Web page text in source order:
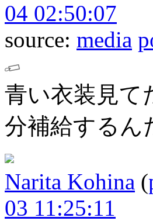
04 02:50:07
source: media
青い衣装見て
分補給するん
Narita Kohina (
03 11:25:11